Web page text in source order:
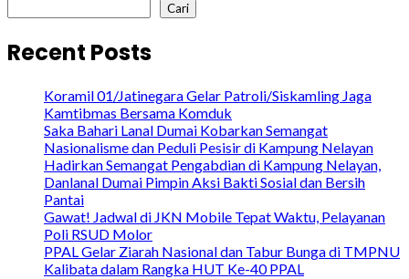
Cari
Recent Posts
Koramil 01/Jatinegara Gelar Patroli/Siskamling Jaga
Kamtibmas Bersama Komduk
Saka Bahari Lanal Dumai Kobarkan Semangat
Nasionalisme dan Peduli Pesisir di Kampung Nelayan
Hadirkan Semangat Pengabdian di Kampung Nelayan,
Danlanal Dumai Pimpin Aksi Bakti Sosial dan Bersih
Pantai
Gawat! Jadwal di JKN Mobile Tepat Waktu, Pelayanan
Poli RSUD Molor
PPAL Gelar Ziarah Nasional dan Tabur Bunga di TMPNU
Kalibata dalam Rangka HUT Ke-40 PPAL